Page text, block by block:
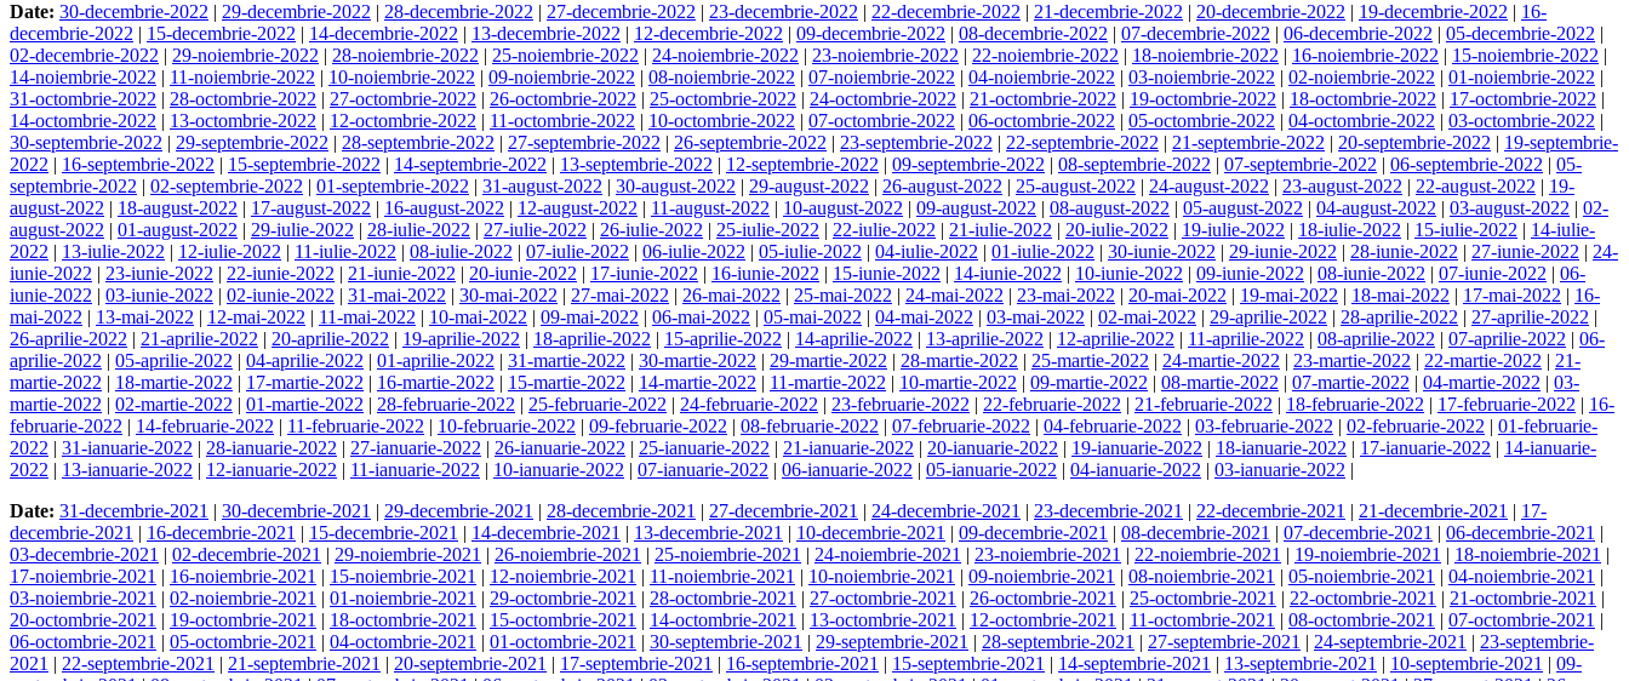
Date: 30-decembrie-2022 | 29-decembrie-2022 | 28-decembrie-2022 | 27-decembrie-2022 | 23-decembrie-2022 | 22-decembrie-2022 | 21-decembrie-2022 | 20-decembrie-2022 | 19-decembrie-2022 | 16-
decembrie-2022 | 15-decembrie-2022 | 14-decembrie-2022 | 13-decembrie-2022 | 12-decembrie-2022 | 09-decembrie-2022 | 08-decembrie-2022 | 07-decembrie-2022 | 06-decembrie-2022 | 05-decembrie-2022 |
02-decembrie-2022 | 29-noiembrie-2022 | 28-noiembrie-2022 | 25-noiembrie-2022 | 24-noiembrie-2022 | 23-noiembrie-2022 | 22-noiembrie-2022 | 18-noiembrie-2022 | 16-noiembrie-2022 | 15-noiembrie-2022 |
14-noiembrie-2022 | 11-noiembrie-2022 | 10-noiembrie-2022 | 09-noiembrie-2022 | 08-noiembrie-2022 | 07-noiembrie-2022 | 04-noiembrie-2022 | 03-noiembrie-2022 | 02-noiembrie-2022 | 01-noiembrie-2022 |
31-octombrie-2022 | 28-octombrie-2022 | 27-octombrie-2022 | 26-octombrie-2022 | 25-octombrie-2022 | 24-octombrie-2022 | 21-octombrie-2022 | 19-octombrie-2022 | 18-octombrie-2022 | 17-octombrie-2022 |
14-octombrie-2022 | 13-octombrie-2022 | 12-octombrie-2022 | 11-octombrie-2022 | 10-octombrie-2022 | 07-octombrie-2022 | 06-octombrie-2022 | 05-octombrie-2022 | 04-octombrie-2022 | 03-octombrie-2022 |
30-septembrie-2022 | 29-septembrie-2022 | 28-septembrie-2022 | 27-septembrie-2022 | 26-septembrie-2022 | 23-septembrie-2022 | 22-septembrie-2022 | 21-septembrie-2022 | 20-septembrie-2022 | 19-septembrie-
2022 | 16-septembrie-2022 | 15-septembrie-2022 | 14-septembrie-2022 | 13-septembrie-2022 | 12-septembrie-2022 | 09-septembrie-2022 | 08-septembrie-2022 | 07-septembrie-2022 | 06-septembrie-2022 | 05-
septembrie-2022 | 02-septembrie-2022 | 01-septembrie-2022 | 31-august-2022 | 30-august-2022 | 29-august-2022 | 26-august-2022 | 25-august-2022 | 24-august-2022 | 23-august-2022 | 22-august-2022 | 19-
august-2022 | 18-august-2022 | 17-august-2022 | 16-august-2022 | 12-august-2022 | 11-august-2022 | 10-august-2022 | 09-august-2022 | 08-august-2022 | 05-august-2022 | 04-august-2022 | 03-august-2022 | 02-
august-2022 | 01-august-2022 | 29-iulie-2022 | 28-iulie-2022 | 27-iulie-2022 | 26-iulie-2022 | 25-iulie-2022 | 22-iulie-2022 | 21-iulie-2022 | 20-iulie-2022 | 19-iulie-2022 | 18-iulie-2022 | 15-iulie-2022 | 14-iulie-
2022 | 13-iulie-2022 | 12-iulie-2022 | 11-iulie-2022 | 08-iulie-2022 | 07-iulie-2022 | 06-iulie-2022 | 05-iulie-2022 | 04-iulie-2022 | 01-iulie-2022 | 30-iunie-2022 | 29-iunie-2022 | 28-iunie-2022 | 27-iunie-2022 | 24-
iunie-2022 | 23-iunie-2022 | 22-iunie-2022 | 21-iunie-2022 | 20-iunie-2022 | 17-iunie-2022 | 16-iunie-2022 | 15-iunie-2022 | 14-iunie-2022 | 10-iunie-2022 | 09-iunie-2022 | 08-iunie-2022 | 07-iunie-2022 | 06-
iunie-2022 | 03-iunie-2022 | 02-iunie-2022 | 31-mai-2022 | 30-mai-2022 | 27-mai-2022 | 26-mai-2022 | 25-mai-2022 | 24-mai-2022 | 23-mai-2022 | 20-mai-2022 | 19-mai-2022 | 18-mai-2022 | 17-mai-2022 | 16-
mai-2022 | 13-mai-2022 | 12-mai-2022 | 11-mai-2022 | 10-mai-2022 | 09-mai-2022 | 06-mai-2022 | 05-mai-2022 | 04-mai-2022 | 03-mai-2022 | 02-mai-2022 | 29-aprilie-2022 | 28-aprilie-2022 | 27-aprilie-2022 |
26-aprilie-2022 | 21-aprilie-2022 | 20-aprilie-2022 | 19-aprilie-2022 | 18-aprilie-2022 | 15-aprilie-2022 | 14-aprilie-2022 | 13-aprilie-2022 | 12-aprilie-2022 | 11-aprilie-2022 | 08-aprilie-2022 | 07-aprilie-2022 | 06-
aprilie-2022 | 05-aprilie-2022 | 04-aprilie-2022 | 01-aprilie-2022 | 31-martie-2022 | 30-martie-2022 | 29-martie-2022 | 28-martie-2022 | 25-martie-2022 | 24-martie-2022 | 23-martie-2022 | 22-martie-2022 | 21-
martie-2022 | 18-martie-2022 | 17-martie-2022 | 16-martie-2022 | 15-martie-2022 | 14-martie-2022 | 11-martie-2022 | 10-martie-2022 | 09-martie-2022 | 08-martie-2022 | 07-martie-2022 | 04-martie-2022 | 03-
martie-2022 | 02-martie-2022 | 01-martie-2022 | 28-februarie-2022 | 25-februarie-2022 | 24-februarie-2022 | 23-februarie-2022 | 22-februarie-2022 | 21-februarie-2022 | 18-februarie-2022 | 17-februarie-2022 | 16-
februarie-2022 | 14-februarie-2022 | 11-februarie-2022 | 10-februarie-2022 | 09-februarie-2022 | 08-februarie-2022 | 07-februarie-2022 | 04-februarie-2022 | 03-februarie-2022 | 02-februarie-2022 | 01-februarie-
2022 | 31-ianuarie-2022 | 28-ianuarie-2022 | 27-ianuarie-2022 | 26-ianuarie-2022 | 25-ianuarie-2022 | 21-ianuarie-2022 | 20-ianuarie-2022 | 19-ianuarie-2022 | 18-ianuarie-2022 | 17-ianuarie-2022 | 14-ianuarie-
2022 | 13-ianuarie-2022 | 12-ianuarie-2022 | 11-ianuarie-2022 | 10-ianuarie-2022 | 07-ianuarie-2022 | 06-ianuarie-2022 | 05-ianuarie-2022 | 04-ianuarie-2022 | 03-ianuarie-2022 |
Date: 31-decembrie-2021 | 30-decembrie-2021 | 29-decembrie-2021 | 28-decembrie-2021 | 27-decembrie-2021 | 24-decembrie-2021 | 23-decembrie-2021 | 22-decembrie-2021 | 21-decembrie-2021 | 17-
decembrie-2021 | 16-decembrie-2021 | 15-decembrie-2021 | 14-decembrie-2021 | 13-decembrie-2021 | 10-decembrie-2021 | 09-decembrie-2021 | 08-decembrie-2021 | 07-decembrie-2021 | 06-decembrie-2021 |
03-decembrie-2021 | 02-decembrie-2021 | 29-noiembrie-2021 | 26-noiembrie-2021 | 25-noiembrie-2021 | 24-noiembrie-2021 | 23-noiembrie-2021 | 22-noiembrie-2021 | 19-noiembrie-2021 | 18-noiembrie-2021 |
17-noiembrie-2021 | 16-noiembrie-2021 | 15-noiembrie-2021 | 12-noiembrie-2021 | 11-noiembrie-2021 | 10-noiembrie-2021 | 09-noiembrie-2021 | 08-noiembrie-2021 | 05-noiembrie-2021 | 04-noiembrie-2021 |
03-noiembrie-2021 | 02-noiembrie-2021 | 01-noiembrie-2021 | 29-octombrie-2021 | 28-octombrie-2021 | 27-octombrie-2021 | 26-octombrie-2021 | 25-octombrie-2021 | 22-octombrie-2021 | 21-octombrie-2021 |
20-octombrie-2021 | 19-octombrie-2021 | 18-octombrie-2021 | 15-octombrie-2021 | 14-octombrie-2021 | 13-octombrie-2021 | 12-octombrie-2021 | 11-octombrie-2021 | 08-octombrie-2021 | 07-octombrie-2021 |
06-octombrie-2021 | 05-octombrie-2021 | 04-octombrie-2021 | 01-octombrie-2021 | 30-septembrie-2021 | 29-septembrie-2021 | 28-septembrie-2021 | 27-septembrie-2021 | 24-septembrie-2021 | 23-septembrie-
2021 | 22-septembrie-2021 | 21-septembrie-2021 | 20-septembrie-2021 | 17-septembrie-2021 | 16-septembrie-2021 | 15-septembrie-2021 | 14-septembrie-2021 | 13-septembrie-2021 | 10-septembrie-2021 | 09-